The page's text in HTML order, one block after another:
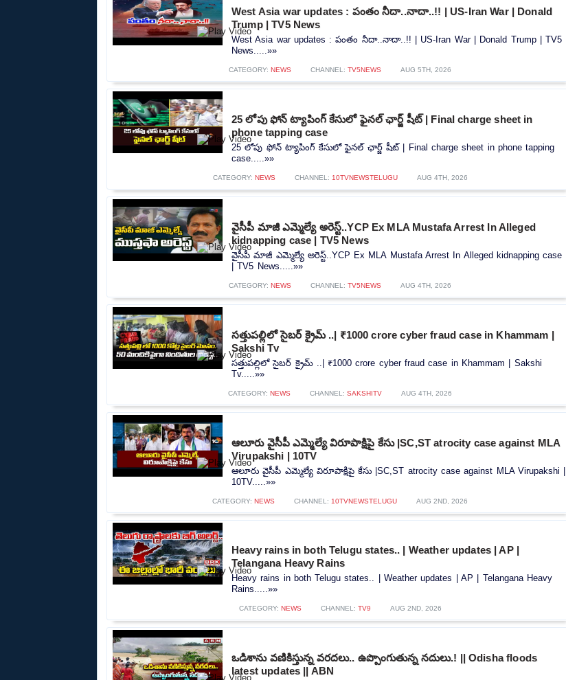
West Asia war updates : పంతం నీదా..నాదా..!! | US-Iran War | Donald
Trump | TV5 News
West Asia war updates : పంతం నీదా..నాదా..!! | US-Iran War | Donald Trump | TV5
News.....»»
CATEGORY: NEWS CHANNEL: TV5NEWS AUG 5TH, 2026
25 లోపు ఫోన్ ట్యాపింగ్ కేసులో ఫైనల్ ఛార్జ్ షీట్ | Final charge sheet in
phone tapping case
25 లోపు ఫోన్ ట్యాపింగ్ కేసులో ఫైనల్ ఛార్జ్ షీట్ | Final charge sheet in phone tapping
case.....»»
CATEGORY: NEWS CHANNEL: 10TVNEWSTELUGU AUG 4TH, 2026
వైసీపీ మాజీ ఎమ్మెల్యే అరెస్ట్..YCP Ex MLA Mustafa Arrest In Alleged
kidnapping case | TV5 News
వైసీపీ మాజీ ఎమ్మెల్యే అరెస్ట్..YCP Ex MLA Mustafa Arrest In Alleged kidnapping case
| TV5 News.....»»
CATEGORY: NEWS CHANNEL: TV5NEWS AUG 4TH, 2026
సత్తుపల్లిలో సైబర్ క్రైమ్ ..| ₹1000 crore cyber fraud case in Khammam |
Sakshi Tv
సత్తుపల్లిలో సైబర్ క్రైమ్ ..| ₹1000 crore cyber fraud case in Khammam | Sakshi
Tv.....»»
CATEGORY: NEWS CHANNEL: SAKSHITV AUG 4TH, 2026
ఆలూరు వైసీపీ ఎమ్మెల్యే విరూపాక్షిపై కేసు |SC,ST atrocity case against MLA
Virupakshi | 10TV
ఆలూరు వైసీపీ ఎమ్మెల్యే విరూపాక్షిపై కేసు |SC,ST atrocity case against MLA Virupakshi |
10TV.....»»
CATEGORY: NEWS CHANNEL: 10TVNEWSTELUGU AUG 2ND, 2026
Heavy rains in both Telugu states.. | Weather updates | AP |
Telangana Heavy Rains
Heavy rains in both Telugu states.. | Weather updates | AP | Telangana Heavy
Rains.....»»
CATEGORY: NEWS CHANNEL: TV9 AUG 2ND, 2026
ఒడిశాను వణికిస్తున్న వరదలు.. ఉప్పొంగుతున్న నదులు.! || Odisha floods
latest updates || ABN